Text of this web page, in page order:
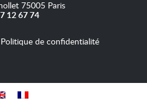
75005 Paris
12 67 74
Politique de confidentialité